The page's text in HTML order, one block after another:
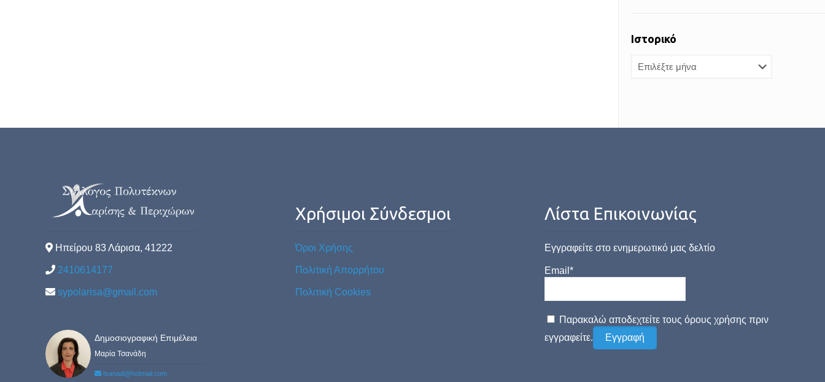
Ιστορικό
Ηπείρου 83 Λάρισα, 41222
2410614177
sypolarisa@gmail.com
Δημοσιογραφική Επιμέλεια
Μαρία Τσανάδη
tsanadi@hotmail.com
Χρήσιμοι Σύνδεσμοι
Όροι Χρήσης
Πολιτική Απορρήτου
Πολιτική Cookies
Λίστα Επικοινωνίας
Εγγραφείτε στο ενημερωτικό μας δελτίο
Email*
Παρακαλώ αποδεχτείτε τους όρους χρήσης πριν
εγγραφείτε.